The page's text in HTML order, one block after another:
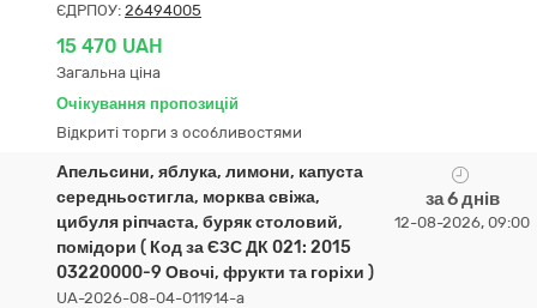
ЄДРПОУ: 26494005
15 470 UAH
Загальна ціна
Очікування пропозицій
Відкриті торги з особливостями
Апельсини, яблука, лимони, капуста
середньостигла, морква свіжа,
цибуля ріпчаста, буряк столовий,
помідори ( Код за ЄЗС ДК 021: 2015
03220000-9 Овочі, фрукти та горіхи )
UA-2026-08-04-011914-a
за 6 днів
12-08-2026, 09:00